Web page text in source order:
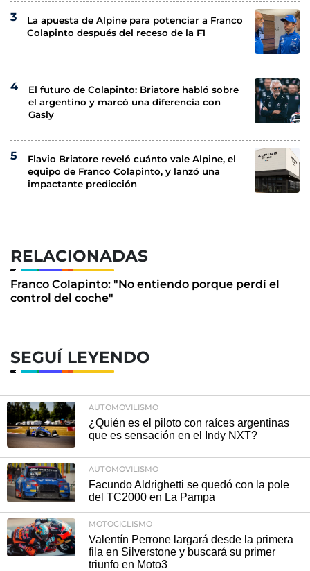
RELACIONADAS
Franco Colapinto: "No entiendo porque perdí el
control del coche"
La apuesta de Alpine para potenciar a Franco
Colapinto después del receso de la F1
El futuro de Colapinto: Briatore habló sobre
el argentino y marcó una diferencia con
Gasly
Flavio Briatore reveló cuánto vale Alpine, el
equipo de Franco Colapinto, y lanzó una
impactante predicción
SEGUÍ LEYENDO
AUTOMOVILISMO
¿Quién es el piloto con raíces argentinas
que es sensación en el Indy NXT?
AUTOMOVILISMO
Facundo Aldrighetti se quedó con la pole
del TC2000 en La Pampa
MOTOCICLISMO
Valentín Perrone largará desde la primera
fila en Silverstone y buscará su primer
triunfo en Moto3